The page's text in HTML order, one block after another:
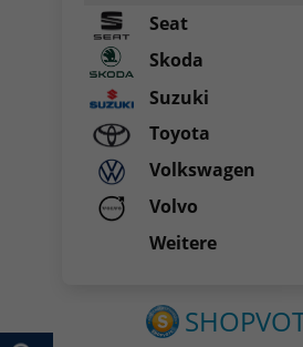
Seat
Skoda
Suzuki
Toyota
Volkswagen
Volvo
Weitere